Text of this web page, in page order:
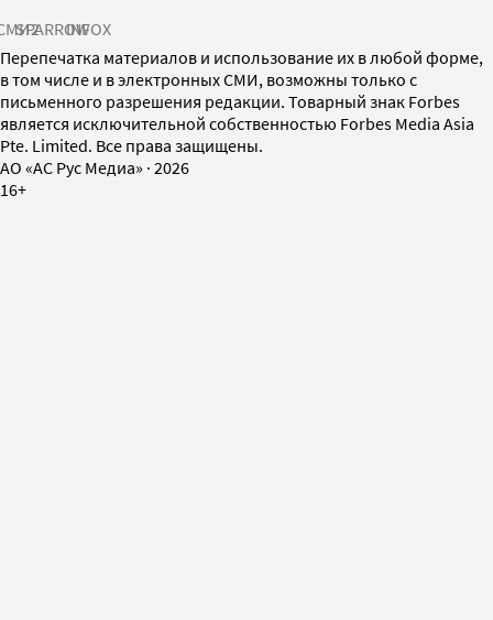
SPARROWINFOX
Перепечатка материалов и использование их в любой форме,
в том числе и в электронных СМИ, возможны только с
письменного разрешения редакции. Товарный знак Forbes
является исключительной собственностью Forbes Media Asia
Pte. Limited. Все права защищены.
AO «АС Рус Медиа» · 2026
16+